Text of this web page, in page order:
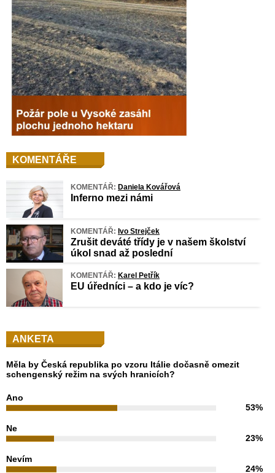
KOMENTÁŘE
KOMENTÁŘ: Daniela Kovářová
Inferno mezi námi
KOMENTÁŘ: Ivo Strejček
Zrušit deváté třídy je v našem školství
úkol snad až poslední
KOMENTÁŘ: Karel Petřík
EU úředníci – a kdo je víc?
ANKETA
Měla by Česká republika po vzoru Itálie dočasně omezit
schengenský režim na svých hranicích?
Ano
53%
Ne
23%
Nevím
24%